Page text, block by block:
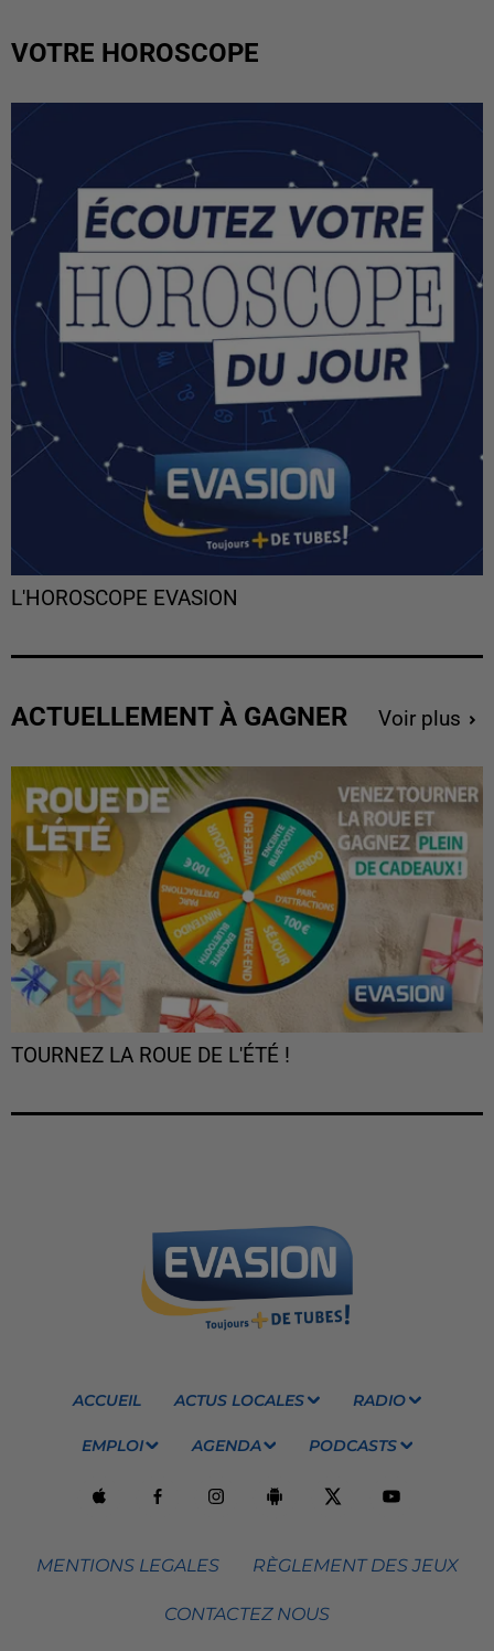
VOTRE HOROSCOPE
L'HOROSCOPE EVASION
ACTUELLEMENT À GAGNER Voir plus
TOURNEZ LA ROUE DE L'ÉTÉ !
ACCUEIL ACTUS LOCALES RADIO
EMPLOI AGENDA PODCASTS
MENTIONS LEGALES RÈGLEMENT DES JEUX
CONTACTEZ NOUS